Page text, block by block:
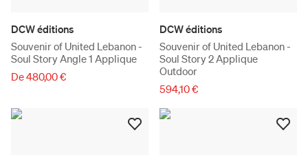
DCW éditions
Souvenir of United Lebanon -
Soul Story Angle 1 Applique
De 480,00 €
DCW éditions
Souvenir of United Lebanon -
Soul Story 2 Applique
Outdoor
594,10 €